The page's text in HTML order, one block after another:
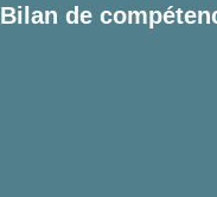
Bilan de